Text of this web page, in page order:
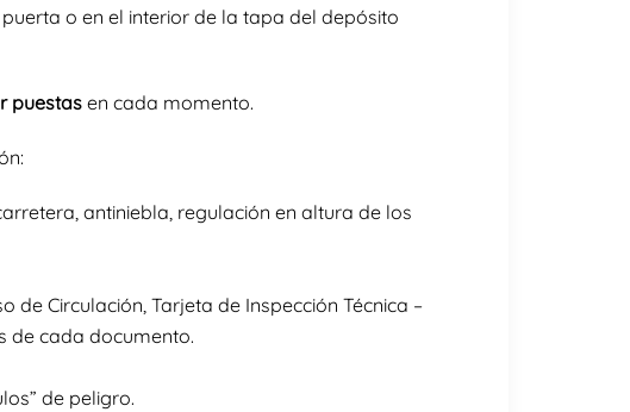
o en el interior de la tapa del depósito
puestas en cada momento.
antiniebla, regulación en altura de los
de Circulación, Tarjeta de Inspección Técnica –
de cada documento.
de peligro.